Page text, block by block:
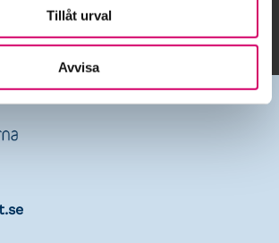
Tillåt urval
Avvisa